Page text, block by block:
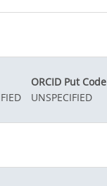
ORCID Put Code
UNSPECIFIED